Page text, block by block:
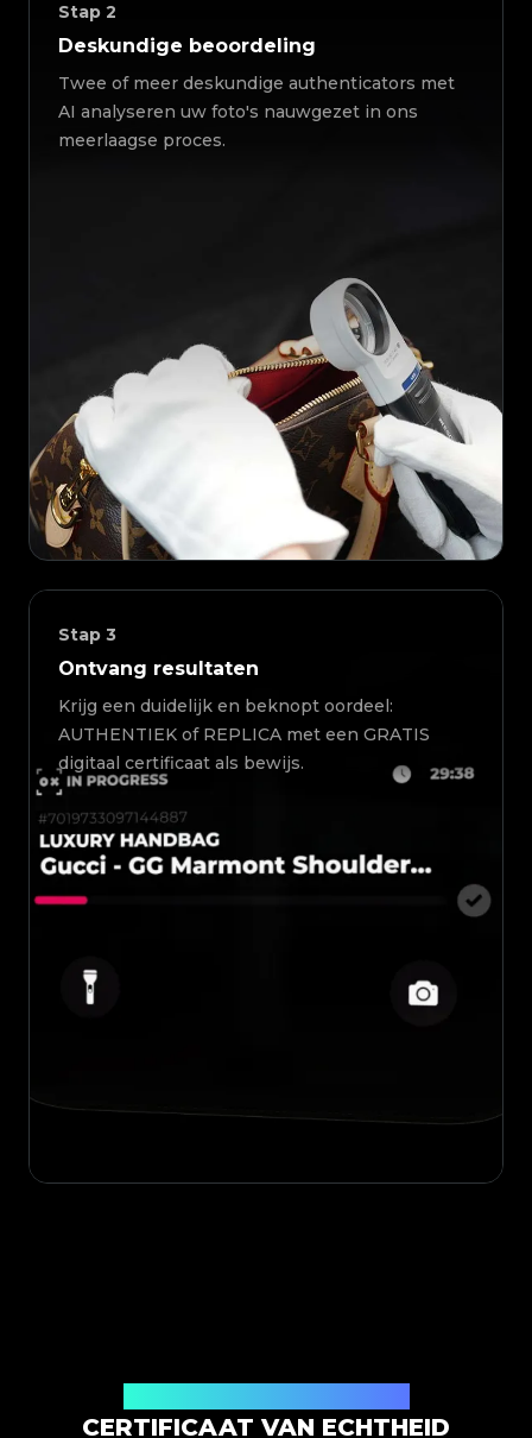
Stap 2
Deskundige beoordeling
Twee of meer deskundige authenticators met
AI analyseren uw foto's nauwgezet in ons
meerlaagse proces.
Stap 3
Ontvang resultaten
Krijg een duidelijk en beknopt oordeel:
AUTHENTIEK of REPLICA met een GRATIS
digitaal certificaat als bewijs.
CERTIFICAAT VAN ECHTHEID